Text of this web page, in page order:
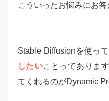
こういったお悩みにお答
Stable Diffusionを使って
したいことってありま
てくれるのがDynamic